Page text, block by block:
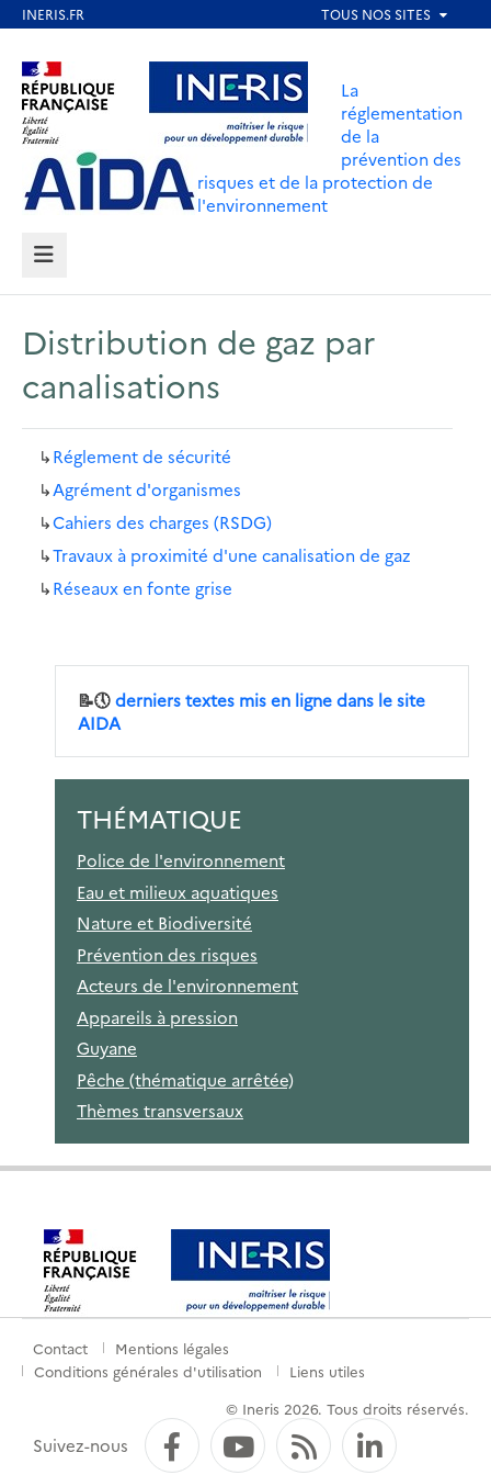
contenu
principal
Aller au contenu Aller au menu
Aller au pied de page
La
réglementation
de la
prévention des
risques et de la protection de
l'environnement
MENU
Distribution de gaz par
canalisations
↳Réglement de sécurité
↳Agrément d'organismes
↳Cahiers des charges (RSDG)
↳Travaux à proximité d'une canalisation de gaz
↳Réseaux en fonte grise
📝🕔derniers textes mis en ligne dans le site
AIDA
THÉMATIQUE
Police de l'environnement
Eau et milieux aquatiques
Nature et Biodiversité
Prévention des risques
Acteurs de l'environnement
Appareils à pression
Guyane
Pêche (thématique arrêtée)
Thèmes transversaux
Menu
pied
Contact
Mentions légales
Conditions générales d'utilisation
Liens utiles
© Ineris 2026. Tous droits réservés.
Suivez-nous FacebookYouTube
Flux RSS